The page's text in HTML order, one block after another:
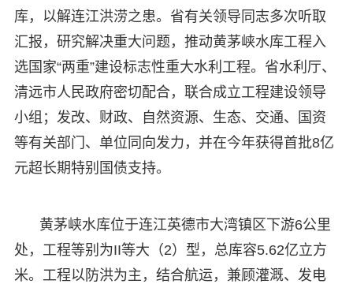
库，以解连江洪涝之患。省有关领导同志多次听取
汇报，研究解决重大问题，推动黄茅峡水库工程入
选国家“两重”建设标志性重大水利工程。省水利厅、
清远市人民政府密切配合，联合成立工程建设领导
小组；发改、财政、自然资源、生态、交通、国资
等有关部门、单位同向发力，并在今年获得首批8亿
元超长期特别国债支持。
黄茅峡水库位于连江英德市大湾镇区下游6公里
处，工程等别为II等大（2）型，总库容5.62亿立方
米。工程以防洪为主，结合航运，兼顾灌溉、发电